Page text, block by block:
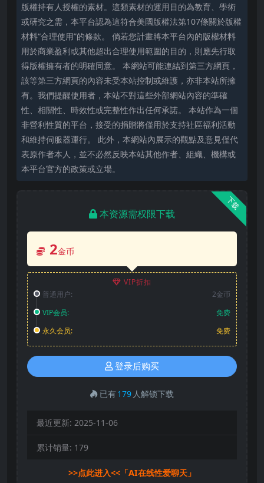
版權持有人授權的素材。這類素材的運用目的為教育、學術
或研究之需，本平台認為這符合美國版權法第107條關於版權
材料“合理使用”的條款。 倘若您計畫將本平台內的版權材料
用於商業盈利或其他超出合理使用範圍的目的，則應先行取
得版權擁有者的明確同意。 本網站可能連結到第三方網頁，
該等第三方網頁的內容未受本站控制或維護，亦非本站所擁
有。我們提醒使用者，本站不對這些外部網站內容的準確
性、相關性、時效性或完整性作出任何承諾。 本站作為一個
非營利性質的平台，接受的捐贈將僅用於支持社區福利活動
和維持伺服器運行。 此外，本網站內展示的觀點及意見僅代
表原作者本人，並不必然反映本站其他作者、組織、機構或
本平台官方的政策或立場。
下载
本资源需权限下载
2金币
VIP折扣
普通用户:
2金币
VIP会员:
免费
永久会员:
免费
登录后购买
已有179 人解锁下载
最近更新: 2025-11-06
累计销量: 179
>>点此进入<<「AI在线性爱聊天」